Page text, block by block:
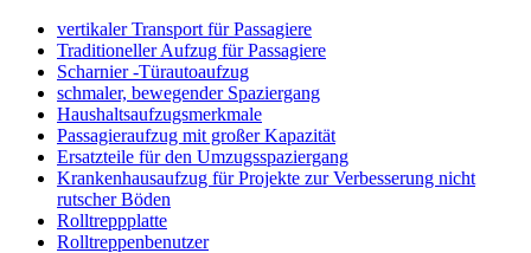
vertikaler Transport für Passagiere
Traditioneller Aufzug für Passagiere
Scharnier -Türautoaufzug
schmaler, bewegender Spaziergang
Haushaltsaufzugsmerkmale
Passagieraufzug mit großer Kapazität
Ersatzteile für den Umzugsspaziergang
Krankenhausaufzug für Projekte zur Verbesserung nicht
rutscher Böden
Rolltreppplatte
Rolltreppenbenutzer